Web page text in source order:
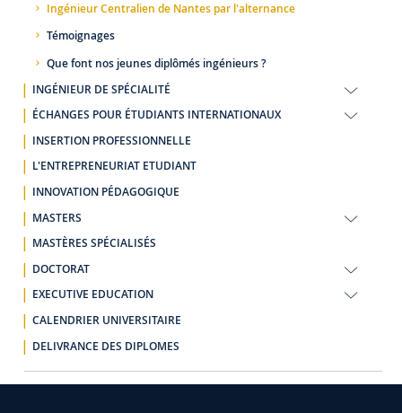
Ingénieur Centralien de Nantes par l'alternance
Témoignages
Que font nos jeunes diplômés ingénieurs ?
INGÉNIEUR DE SPÉCIALITÉ
ÉCHANGES POUR ÉTUDIANTS INTERNATIONAUX
INSERTION PROFESSIONNELLE
L'ENTREPRENEURIAT ETUDIANT
INNOVATION PÉDAGOGIQUE
MASTERS
MASTÈRES SPÉCIALISÉS
DOCTORAT
EXECUTIVE EDUCATION
CALENDRIER UNIVERSITAIRE
DELIVRANCE DES DIPLOMES